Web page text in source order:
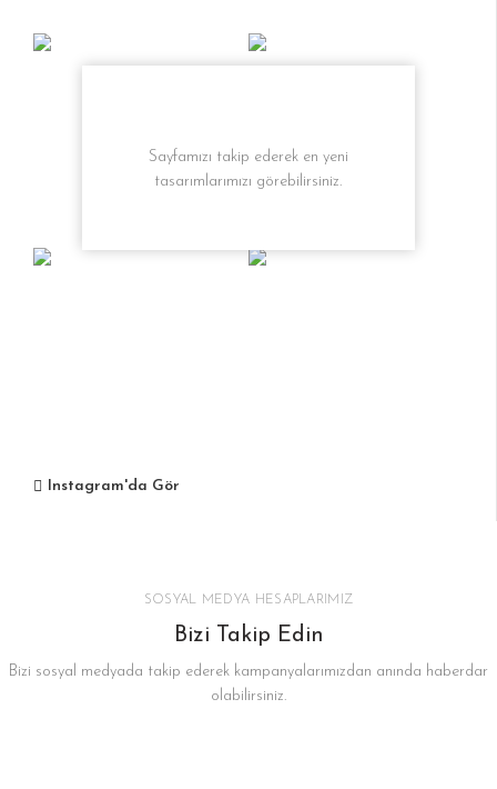
Sayfamızı takip ederek en yeni
tasarımlarımızı görebilirsiniz.
Instagram'da Gör
SOSYAL MEDYA HESAPLARIMIZ
Bizi Takip Edin
Bizi sosyal medyada takip ederek kampanyalarımızdan anında haberdar
olabilirsiniz.